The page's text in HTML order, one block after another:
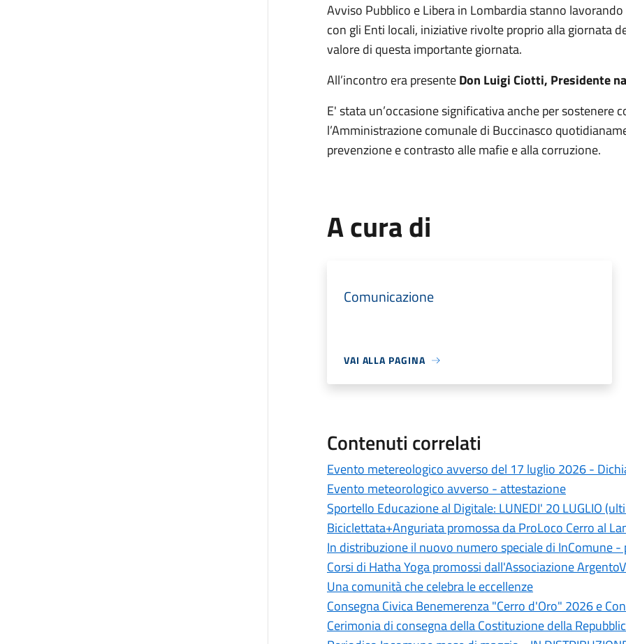
Avviso Pubblico e Libera in Lombardia stanno
con gli Enti locali, iniziative rivolte proprio alla giornata
valore di questa importante giornata.
All’incontro era presenteDon Luigi Ciotti, Presidente
E' stata un’occasione significativa anche per sostenere
l’Amministrazione comunale di Buccinasco
prevenzione e contrasto alle mafie e alla corruzione.
A cura di
Comunicazione
VAI ALLA PAGINA
Contenuti correlati
Evento metereologico avverso del 17 luglio 2026 -
Evento meteorologico avverso - attestazione
Sportello Educazione al Digitale: LUNEDI' 20 LUGLIO
Biciclettata+Anguriata promossa da ProLoco Cerro al
In distribuzione il nuovo numero speciale di InComune
Corsi di Hatha Yoga promossi dall'Associazione
Una comunità che celebra le eccellenze
Consegna Civica Benemerenza "Cerro d'Oro" 2026 e
Cerimonia di consegna della Costituzione della